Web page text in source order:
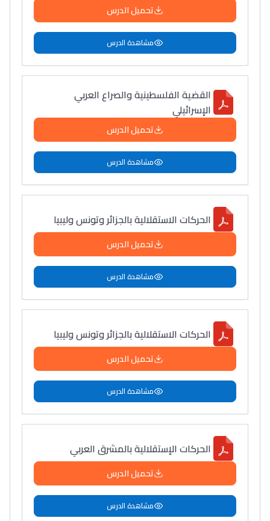
تحميل الدرس
مشاهدة الدرس
القضية الفلسطينية والصراع العربي
الإسرائيلي
تحميل الدرس
مشاهدة الدرس
الحركات الاستقلالية بالجزائر وتونس وليبيا
تحميل الدرس
مشاهدة الدرس
الحركات الاستقلالية بالجزائر وتونس وليبيا
تحميل الدرس
مشاهدة الدرس
الحركات الإستقلالية بالمشرق العربي
تحميل الدرس
مشاهدة الدرس